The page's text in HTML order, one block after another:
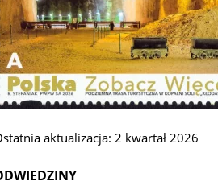
aktualizacja: 2 kwartał 2026